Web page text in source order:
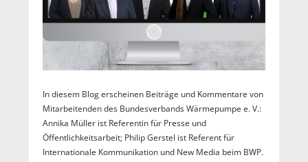
In diesem Blog erscheinen Beiträge und Kommentare von
Mitarbeitenden des Bundesverbands Wärmepumpe e. V.:
Annika Müller ist Referentin für Presse und
Öffentlichkeitsarbeit; Philip Gerstel ist Referent für
Internationale Kommunikation und New Media beim BWP.